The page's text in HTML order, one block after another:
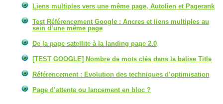
Liens multiples vers une même page, Autolien et Pagerank
Test Référencement Google : Ancres et liens multiples au
sein d’une même page
De la page satellite à la landing page 2.0
[TEST GOOGLE] Nombre de mots clés dans la balise Title
Référencement : Evolution des techniques d’optimisation
Page d’attente ou lancement en bloc ?